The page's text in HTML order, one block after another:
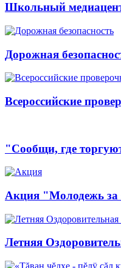
Школьный
Дорожная
Всероссийские
"Сообщи, где
Акция "Молодежь за
Летняя